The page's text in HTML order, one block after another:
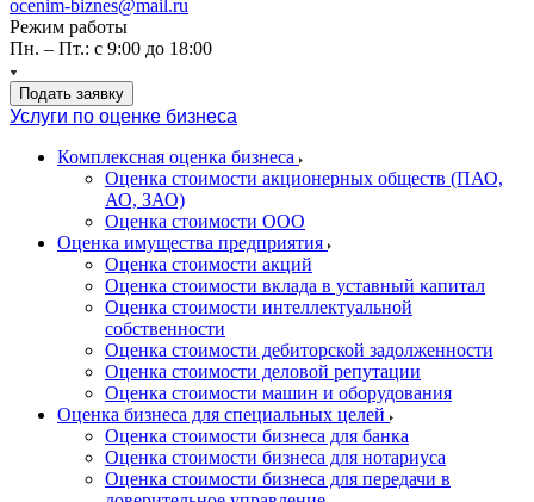
ocenim-biznes@mail.ru
Режим работы
Пн. – Пт.: с 9:00 до 18:00
Подать заявку
Услуги по оценке бизнеса
Комплексная оценка бизнеса
Оценка стоимости акционерных обществ (ПАО,
АО, ЗАО)
Оценка стоимости ООО
Оценка имущества предприятия
Оценка стоимости акций
Оценка стоимости вклада в уставный капитал
Оценка стоимости интеллектуальной
собственности
Оценка стоимости дебиторской задолженности
Оценка стоимости деловой репутации
Оценка стоимости машин и оборудования
Оценка бизнеса для специальных целей
Оценка стоимости бизнеса для банка
Оценка стоимости бизнеса для нотариуса
Оценка стоимости бизнеса для передачи в